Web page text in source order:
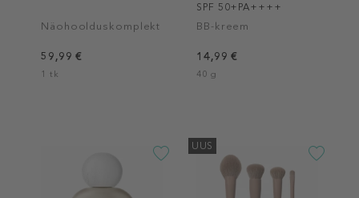
Näohoolduskomplekt
59,99 €
1 tk
SPF 50+PA++++
BB-kreem
14,99 €
40 g
UUS